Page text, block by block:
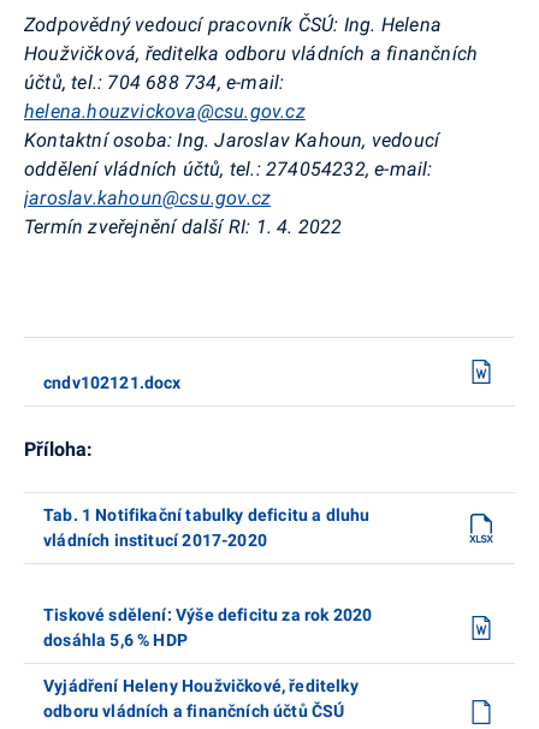
Zodpovědný vedoucí pracovník ČSÚ: Ing. Helena
Houžvičková, ředitelka odboru vládních a finančních
účtů, tel.: 704 688 734, e-mail:
helena.houzvickova@csu.gov.cz
Kontaktní osoba: Ing. Jaroslav Kahoun, vedoucí
oddělení vládních účtů, tel.: 274054232, e-mail:
jaroslav.kahoun@csu.gov.cz
Termín zveřejnění další RI: 1. 4. 2022
cndv102121.docx
Příloha:
Tab. 1 Notifikační tabulky deficitu a dluhu
vládních institucí 2017-2020
Tiskové sdělení: Výše deficitu za rok 2020
dosáhla 5,6 % HDP
Vyjádření Heleny Houžvičkové, ředitelky
odboru vládních a finančních účtů ČSÚ